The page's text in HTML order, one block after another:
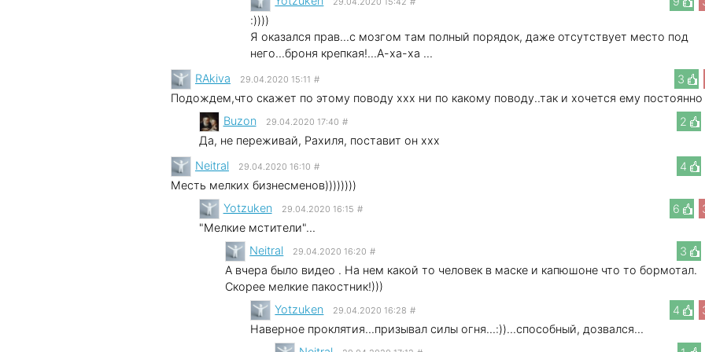
:))))
Я оказался прав...с мозгом там полный порядок, даже отсутствует место под
него...броня крепкая!...А-ха-ха ...
3
RAkiva 29.04.2020 15:11 #
Подождем,что скажет по этому поводу ххх ни по какому поводу..так и хочется ему постоянно
2
Buzon 29.04.2020 17:40 #
Да, не переживай, Рахиля, поставит он ххх
4
Neitral 29.04.2020 16:10 #
Месть мелких бизнесменов))))))))
6
Yotzuken 29.04.2020 16:15 #
"Мелкие мстители"...
3
Neitral 29.04.2020 16:20 #
А вчера было видео . На нем какой то человек в маске и капюшоне что то бормотал.
Скорее мелкие пакостник!)))
4
Yotzuken 29.04.2020 16:28 #
Наверное проклятия...призывал силы огня...:))...способный, дозвался...